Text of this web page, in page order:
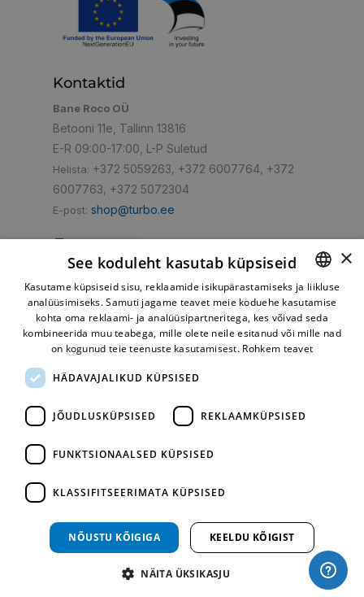
Kontaktid
Bane Roco OÜ
Betooni 11e, Tallinn 13816
E-R 09:00-17:00, L-P Suletud
Helista: +372 5059263, +372 6007764, +372
6007763, +372 5072304
E-post: shop@turbo.ee
Mugav makseviis
Kiire tarne
Bane Roco OÜ
ESTONIAN
RUSSIAN
×
See koduleht kasutab küpsiseid
Kasutame küpsiseid sisu, reklaamide isikupärastamiseks ja liikluse
analüüsimiseks. Samuti jagame teavet meie koduehe kasutamise
kohta oma reklaami- ja analüüsipartneritega, kes võivad seda
kombineerida muu teabega, mille olete neile esitanud või mille nad
on kogunud teie teenuste kasutamisest. Rohkem teavet
HÄDAVAJALIKUD KÜPSISED
JÕUDLUSKÜPSISED REKLAAMKÜPSISED
FUNKTSIONAALSED KÜPSISED
KLASSIFITSEERIMATA KÜPSISED
NÕUSTU KÕIGIGA KEELDU KÕIGIST
NÄITA ÜKSIKASJU